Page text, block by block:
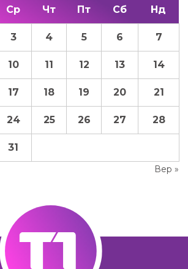
Ср Чт Пт Сб Нд
Вер »
3 4 5 6 7
10 11 12 13 14
17 18 19 20 21
24 25 26 27 28
31